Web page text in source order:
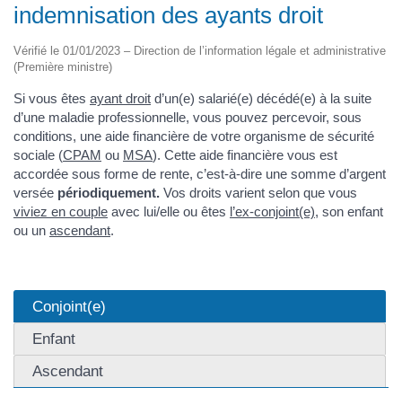
indemnisation des ayants droit
Vérifié le 01/01/2023 – Direction de l’information légale et administrative
(Première ministre)
Si vous êtes ayant droit d’un(e) salarié(e) décédé(e) à la suite
d’une maladie professionnelle, vous pouvez percevoir, sous
conditions, une aide financière de votre organisme de sécurité
sociale (CPAM ou MSA). Cette aide financière vous est
accordée sous forme de rente, c’est-à-dire une somme d’argent
versée périodiquement. Vos droits varient selon que vous
viviez en couple avec lui/elle ou êtes l’ex-conjoint(e), son enfant
ou un ascendant.
Conjoint(e)
Enfant
Ascendant